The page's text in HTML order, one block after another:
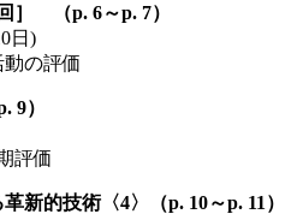
］ （p. 6～p. 7）
日)
の評価
9）
評価
新的技術〈4〉（p. 10～p. 11）